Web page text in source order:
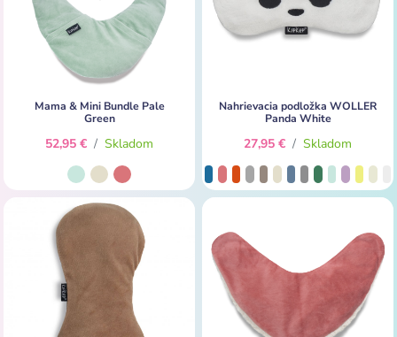
Mama & Mini Bundle Pale
Green
52,95 € / Skladom
Nahrievacia podložka WOLLER
Panda White
27,95 € / Skladom